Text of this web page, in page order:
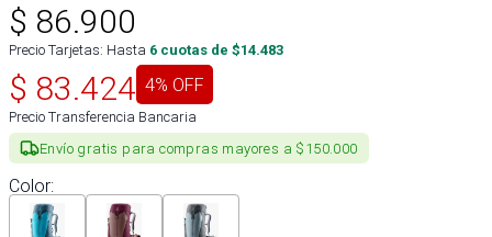
$ 86.900
Precio Tarjetas: Hasta 6 cuotas de $14.483
$ 83.424 4% OFF
Precio Transferencia Bancaria
Envío gratis para compras mayores a $150.000
Color: